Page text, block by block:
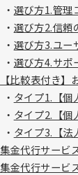
・ 選び方1.管理
・ 選び方2.信頼
・ 選び方3.ユー
・ 選び方4.サポ
【比較表付き
・ タイプ1.【
・ タイプ2.【
・ タイプ3.【
集金代行サービ
集金代行サービ